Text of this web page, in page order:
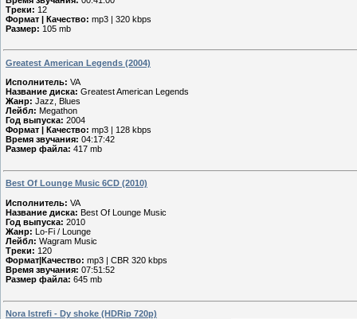
Треки: 12
Формат | Качество: mp3 | 320 kbps
Размер: 105 mb
Greatest American Legends (2004)
Исполнитель: VA
Название диска: Greatest American Legends
Жанр: Jazz, Blues
Лейбл: Megathon
Год выпуска: 2004
Формат | Качество: mp3 | 128 kbps
Время звучания: 04:17:42
Размер файла: 417 mb
Best Of Lounge Music 6CD (2010)
Исполнитель: VA
Название диска: Best Of Lounge Music
Год выпуска: 2010
Жанр: Lo-Fi / Lounge
Лейбл: Wagram Music
Треки: 120
Формат|Качество: mp3 | CBR 320 kbps
Время звучания: 07:51:52
Размер файла: 645 mb
Nora Istrefi - Dy shoke (HDRip 720p)